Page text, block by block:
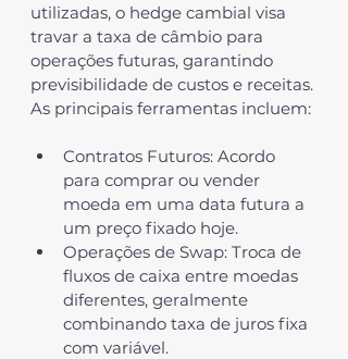
utilizadas, o hedge cambial visa
travar a taxa de câmbio para
operações futuras, garantindo
previsibilidade de custos e receitas.
As principais ferramentas incluem:
Contratos Futuros: Acordo
para comprar ou vender
moeda em uma data futura a
um preço fixado hoje.
Operações de Swap: Troca de
fluxos de caixa entre moedas
diferentes, geralmente
combinando taxa de juros fixa
com variável.